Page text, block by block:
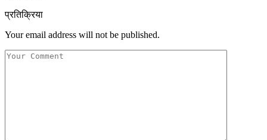
प्रतिक्रिया
Your email address will not be published.